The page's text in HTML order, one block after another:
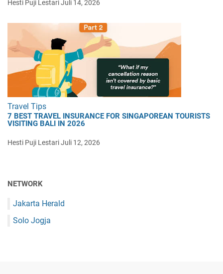
Hesti Puji LestariJuli 14, 2026
Travel Tips
7 BEST TRAVEL INSURANCE FOR SINGAPOREAN TOURISTS
VISITING BALI IN 2026
Hesti Puji LestariJuli 12, 2026
NETWORK
Jakarta Herald
Solo Jogja